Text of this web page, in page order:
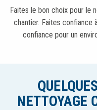
Faites le bon choix pour le
chantier. Faites confiance
confiance pour un
NETTOYAGE